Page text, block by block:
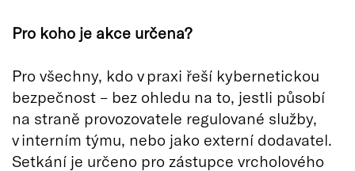
Pro koho je akce určena?
Pro všechny, kdo v praxi řeší kybernetickou
bezpečnost – bez ohledu na to, jestli působí
na straně provozovatele regulované služby,
v interním týmu, nebo jako externí dodavatel.
Setkání je určeno pro zástupce vrcholového